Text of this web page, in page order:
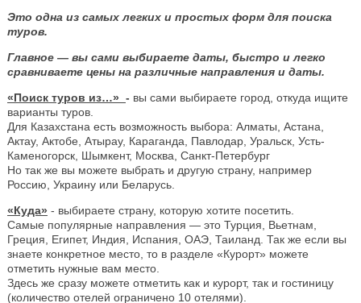
Это одна из самых легких и простых форм для поиска
туров.
Главное — вы сами выбираете даты, быстро и легко
сравниваете цены на различные направления и даты.
«Поиск туров из…» - вы сами выбираете город, откуда ищите
варианты туров.
Для Казахстана есть возможность выбора: Алматы, Астана,
Актау, Актобе, Атырау, Караганда, Павлодар, Уральск, Усть-
Каменогорск, Шымкент, Москва, Санкт-Петербург
Но так же вы можете выбрать и другую страну, например
Россию, Украину или Беларусь.
«Куда» - выбираете страну, которую хотите посетить.
Самые популярные направления — это Турция, Вьетнам,
Греция, Египет, Индия, Испания, ОАЭ, Таиланд. Так же если вы
знаете конкретное место, то в разделе «Курорт» можете
отметить нужные вам место.
Здесь же сразу можете отметить как и курорт, так и гостиницу
(количество отелей ограничено 10 отелями).